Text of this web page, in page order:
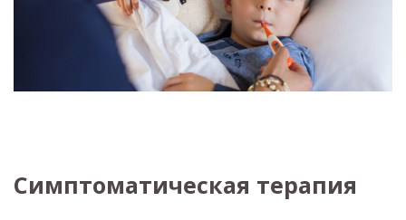
Симптоматическая терапия